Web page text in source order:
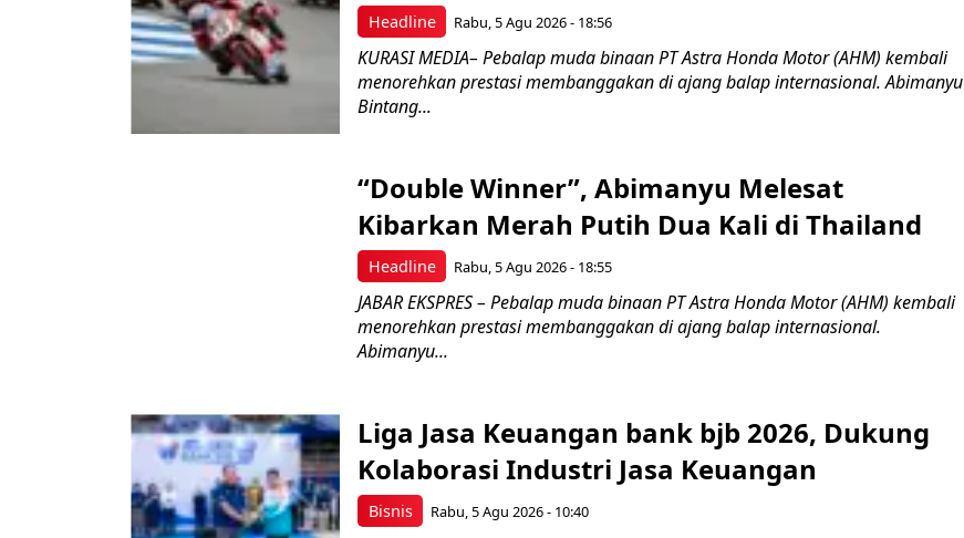
Headline Rabu, 5 Agu 2026 - 18:56
KURASI MEDIA– Pebalap muda binaan PT Astra Honda Motor (AHM) kembali
menorehkan prestasi membanggakan di ajang balap internasional. Abimanyu
Bintang...
Headline
“Double Winner”, Abimanyu Melesat
Kibarkan Merah Putih Dua Kali di Thailand
Rabu, 5 Agu 2026 - 18:55
JABAR EKSPRES – Pebalap muda binaan PT Astra Honda Motor (AHM) kembali
menorehkan prestasi membanggakan di ajang balap internasional.
Abimanyu...
Bisnis
Liga Jasa Keuangan bank bjb 2026, Dukung
Kolaborasi Industri Jasa Keuangan
Rabu, 5 Agu 2026 - 10:40